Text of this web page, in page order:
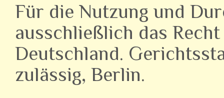
Für die Nutzung und
ausschließlich das
Deutschland.
zulässig, Berlin.